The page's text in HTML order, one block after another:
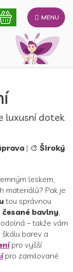
luxusní dotek
| 🎨 Široký
leskem,
materiálů? Pak je
tou správnou
česané bavlny
– takže vám
barev a
pro vyšší
pro zamilované